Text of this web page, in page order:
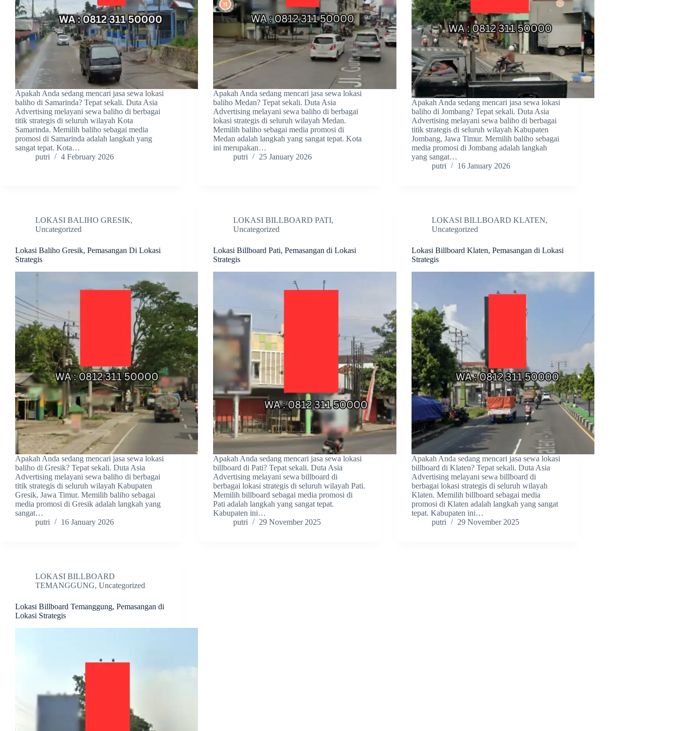
Apakah Anda sedang mencari jasa sewa lokasi
baliho di Samarinda? Tepat sekali. Duta Asia
Advertising melayani sewa baliho di berbagai
titik strategis di seluruh wilayah Kota
Samarinda. Memilih baliho sebagai media
promosi di Samarinda adalah langkah yang
sangat tepat. Kota…
putri
4 February 2026
Apakah Anda sedang mencari jasa sewa lokasi
baliho Medan? Tepat sekali. Duta Asia
Advertising melayani sewa baliho di berbagai
lokasi strategis di seluruh wilayah Medan.
Memilih baliho sebagai media promosi di
Medan adalah langkah yang sangat tepat. Kota
ini merupakan…
putri
25 January 2026
Apakah Anda sedang mencari jasa sewa lokasi
baliho di Jombang? Tepat sekali. Duta Asia
Advertising melayani sewa baliho di berbagai
titik strategis di seluruh wilayah Kabupaten
Jombang, Jawa Timur. Memilih baliho sebagai
media promosi di Jombang adalah langkah
yang sangat…
putri
16 January 2026
LOKASI BALIHO GRESIK,
Uncategorized
Lokasi Baliho Gresik, Pemasangan Di Lokasi
Strategis
Apakah Anda sedang mencari jasa sewa lokasi
baliho di Gresik? Tepat sekali. Duta Asia
Advertising melayani sewa baliho di berbagai
titik strategis di seluruh wilayah Kabupaten
Gresik, Jawa Timur. Memilih baliho sebagai
media promosi di Gresik adalah langkah yang
sangat…
putri
16 January 2026
LOKASI BILLBOARD PATI,
Uncategorized
Lokasi Billboard Pati, Pemasangan di Lokasi
Strategis
Apakah Anda sedang mencari jasa sewa lokasi
billboard di Pati? Tepat sekali. Duta Asia
Advertising melayani sewa billboard di
berbagai lokasi strategis di seluruh wilayah Pati.
Memilih billboard sebagai media promosi di
Pati adalah langkah yang sangat tepat.
Kabupaten ini…
putri
29 November 2025
LOKASI BILLBOARD KLATEN,
Uncategorized
Lokasi Billboard Klaten, Pemasangan di Lokasi
Strategis
Apakah Anda sedang mencari jasa sewa lokasi
billboard di Klaten? Tepat sekali. Duta Asia
Advertising melayani sewa billboard di
berbagai lokasi strategis di seluruh wilayah
Klaten. Memilih billboard sebagai media
promosi di Klaten adalah langkah yang sangat
tepat. Kabupaten ini…
putri
29 November 2025
LOKASI BILLBOARD
TEMANGGUNG, Uncategorized
Lokasi Billboard Temanggung, Pemasangan di
Lokasi Strategis